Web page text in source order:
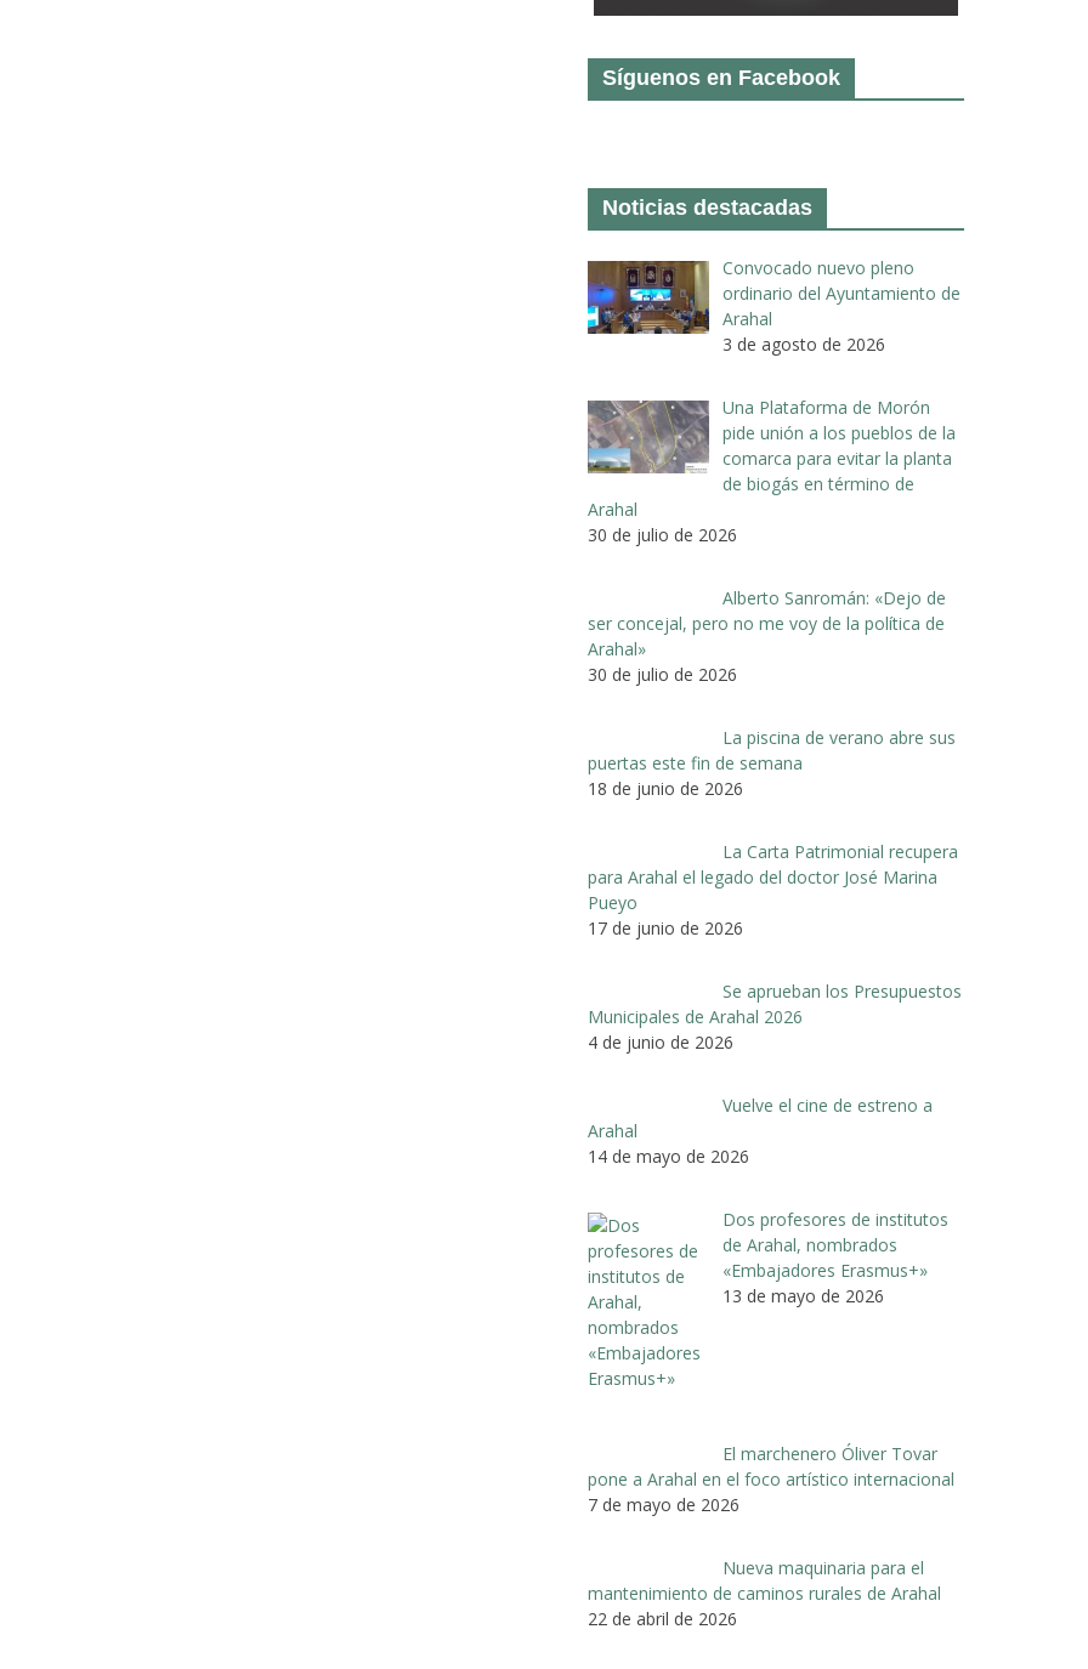
Síguenos en Facebook
Noticias destacadas
Convocado nuevo pleno
ordinario del Ayuntamiento de
Arahal
3 de agosto de 2026
Una Plataforma de Morón
pide unión a los pueblos de la
comarca para evitar la planta
de biogás en término de
Arahal
30 de julio de 2026
Alberto Sanromán: «Dejo de
ser concejal, pero no me voy de la política de
Arahal»
30 de julio de 2026
La piscina de verano abre sus
puertas este fin de semana
18 de junio de 2026
La Carta Patrimonial recupera
para Arahal el legado del doctor José Marina
Pueyo
17 de junio de 2026
Se aprueban los Presupuestos
Municipales de Arahal 2026
4 de junio de 2026
Vuelve el cine de estreno a
Arahal
14 de mayo de 2026
Dos profesores de institutos
de Arahal, nombrados
«Embajadores Erasmus+»
13 de mayo de 2026
El marchenero Óliver Tovar
pone a Arahal en el foco artístico internacional
7 de mayo de 2026
Nueva maquinaria para el
mantenimiento de caminos rurales de Arahal
22 de abril de 2026